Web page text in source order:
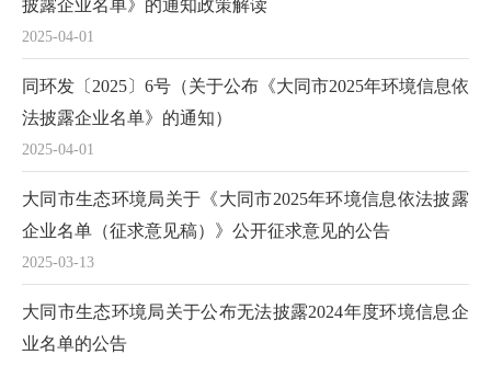
2025-04-01
披露企业名单》的通知政策解读
2025-04-01
同环发〔2025〕6号（关于公布《大同市2025年环境信息依
法披露企业名单》的通知）
2025-03-13
大同市生态环境局关于《大同市2025年环境信息依法披露
企业名单（征求意见稿）》公开征求意见的公告
大同市生态环境局关于公布无法披露2024年度环境信息企
业名单的公告